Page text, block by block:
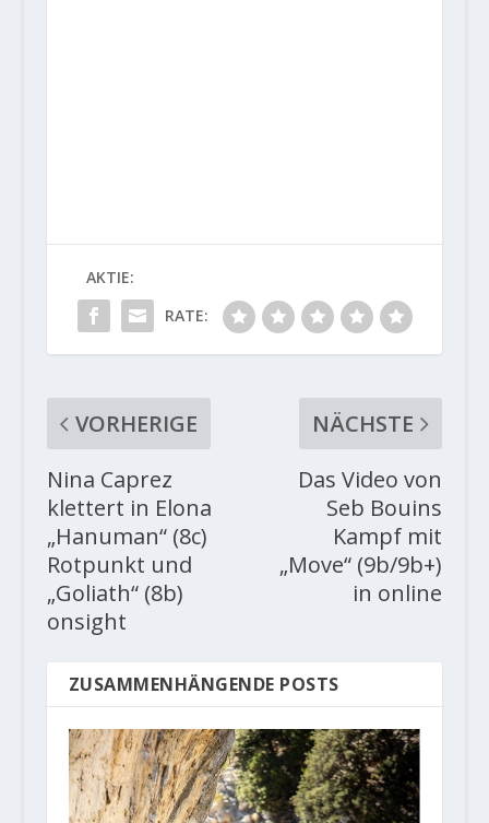
AKTIE:
RATE:
VORHERIGE
Nina Caprez
klettert in Elona
„Hanuman“ (8c)
Rotpunkt und
„Goliath“ (8b)
onsight
NÄCHSTE
Das Video von
Seb Bouins
Kampf mit
„Move“ (9b/9b+)
in online
ZUSAMMENHÄNGENDE POSTS